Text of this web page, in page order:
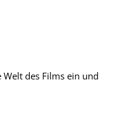
des Films ein und